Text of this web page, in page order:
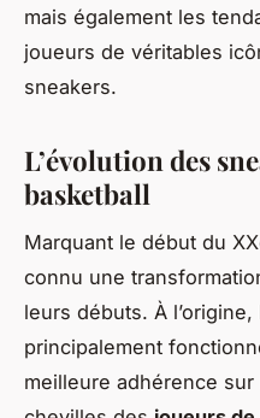
mais également les
joueurs de véritables
sneakers.
L’évolution des
basketball
Marquant le début du
connu une
leurs débuts. À
principalement
meilleure adhérence